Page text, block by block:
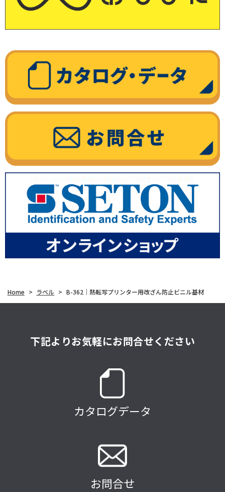
Home > ラベル > B-362｜熱転写プリンター用改ざん防止ビニル基材
下記よりお気軽にお問合せください
カタログデータ
お問合せ